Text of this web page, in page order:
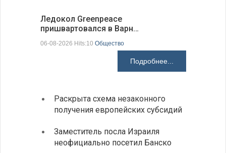
Ледокол Greenpeace
пришвартовался в Варн…
06-08-2026 Hits:10 Общество
Подробнее...
Раскрыта схема незаконного
получения европейских субсидий
Заместитель посла Израиля
неофициально посетил Банско